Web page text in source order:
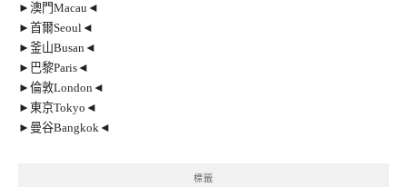
►澳門Macau◄
►首爾Seoul◄
►釜山Busan◄
►巴黎Paris◄
►倫敦London◄
►東京Tokyo◄
►曼谷Bangkok◄
標籤